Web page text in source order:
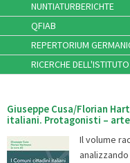
NUNTIATURBERICHTE
QFIAB
REPERTORIUM
RICERCHE
Giuseppe Cusa/Florian
italiani. Protagonisti –
Il volume